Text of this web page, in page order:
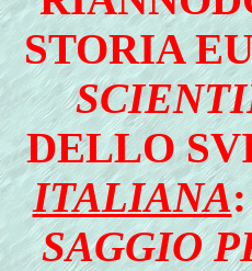
STORIA
DELLO
ITALIANA
SAGGIO